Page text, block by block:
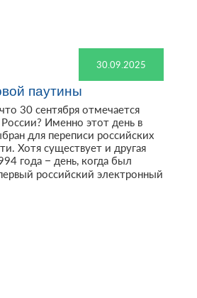
30.09.2025
паутины
30 сентября отмечается
Именно этот день в
для переписи российских
Хотя существует и другая
года – день, когда был
российский электронный